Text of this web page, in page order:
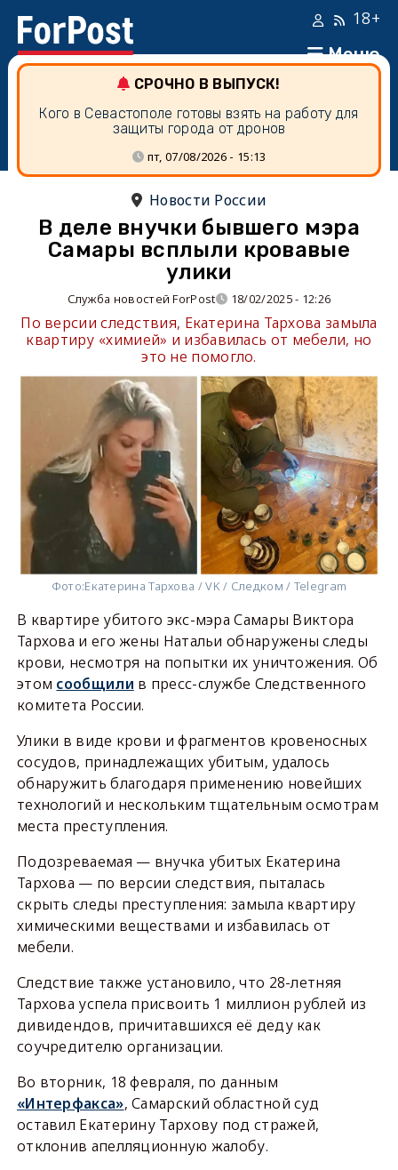
Меню
18+
СРОЧНО В ВЫПУСК!
Кого в Севастополе готовы взять на работу для
защиты города от дронов
пт, 07/08/2026 - 15:13
Новости России
В деле внучки бывшего мэра
Самары всплыли кровавые
улики
Служба новостей ForPost 18/02/2025 - 12:26
По версии следствия, Екатерина Тархова замыла
квартиру «химией» и избавилась от мебели, но
это не помогло.
Фото:Екатерина Тархова / VK / Следком / Telegram
В квартире убитого экс-мэра Самары Виктора
Тархова и его жены Натальи обнаружены следы
крови, несмотря на попытки их уничтожения. Об
этом сообщили в пресс-службе Следственного
комитета России.
Улики в виде крови и фрагментов кровеносных
сосудов, принадлежащих убитым, удалось
обнаружить благодаря применению новейших
технологий и нескольким тщательным осмотрам
места преступления.
Подозреваемая — внучка убитых Екатерина
Тархова — по версии следствия, пыталась
скрыть следы преступления: замыла квартиру
химическими веществами и избавилась от
мебели.
Следствие также установило, что 28-летняя
Тархова успела присвоить 1 миллион рублей из
дивидендов, причитавшихся её деду как
соучредителю организации.
Во вторник, 18 февраля, по данным
«Интерфакса», Самарский областной суд
оставил Екатерину Тархову под стражей,
отклонив апелляционную жалобу.